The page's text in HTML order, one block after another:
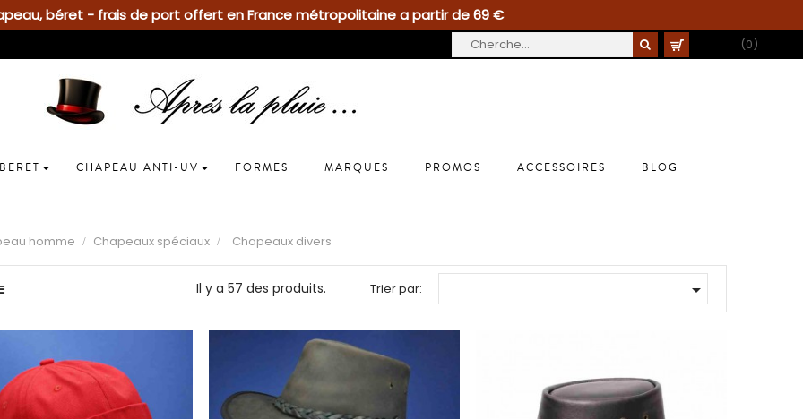
béret - frais de port offert en France métropolitaine a partir de 69 €
(0)
BERET CHAPEAU ANTI-UV FORMES MARQUES PROMOS ACCESSOIRES BLOG
homme Chapeaux spéciaux Chapeaux divers
Il y a 57 des produits. Trier par: 